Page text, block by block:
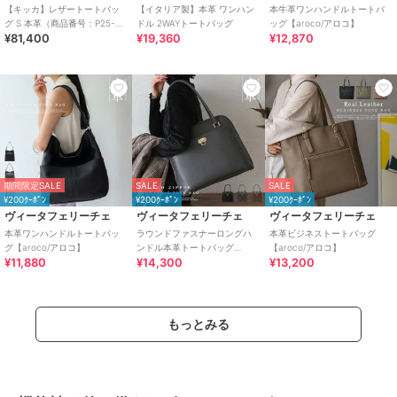
【キッカ】レザートートバッ
グ S 本革（商品番号：P25-
35662）
¥81,400
【イタリア製】本革 ワンハン
ドル 2WAYトートバッグ
¥19,360
本牛革ワンハンドルトートバ
ッグ【aroco/アロコ】
¥12,870
期間限定SALE
¥200ｸｰﾎﾟﾝ
ヴィータフェリーチェ
本革ワンハンドルトートバッ
グ【aroco/アロコ】
¥11,880
SALE
¥200ｸｰﾎﾟﾝ
ヴィータフェリーチェ
ラウンドファスナーロングハ
ンドル本革トートバッグ
【aroco/アロコ】
¥14,300
SALE
¥200ｸｰﾎﾟﾝ
ヴィータフェリーチェ
本革ビジネストートバッグ
【aroco/アロコ】
¥13,200
もっとみる